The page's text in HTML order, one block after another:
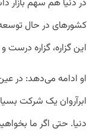
در دنیا هم سهم بازار
کشورهای در حال
این گزاره، گزاره
او ادامه می‌دهد: در
ابرآروان یک شرکت
دنیا. حتی اگر ما